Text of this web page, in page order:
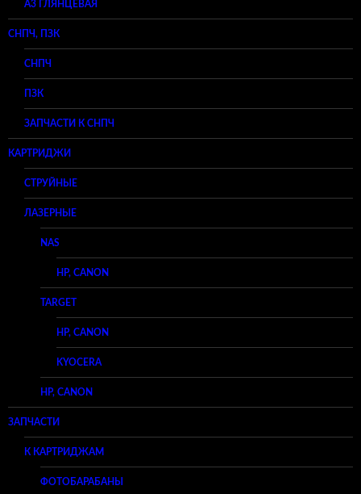
A3 ГЛЯНЦЕВАЯ
СНПЧ, ПЗК
СНПЧ
ПЗК
ЗАПЧАСТИ К СНПЧ
КАРТРИДЖИ
СТРУЙНЫЕ
ЛАЗЕРНЫЕ
NAS
HP, CANON
TARGET
HP, CANON
KYOCERA
HP, CANON
ЗАПЧАСТИ
К КАРТРИДЖАМ
ФОТОБАРАБАНЫ